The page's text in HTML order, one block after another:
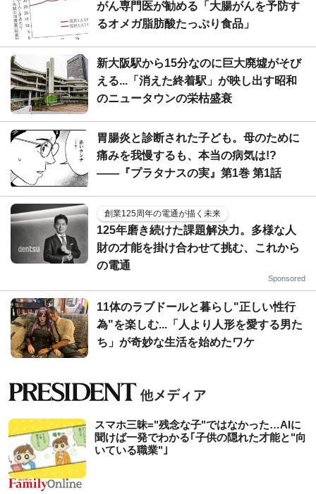
がん専門医が勧める「大腸がんを予防す
るオメガ脂肪酸たっぷり食品」
新大阪駅から15分なのに巨大廃墟がそび
える...「消えた終着駅」が映し出す昭和
のニュータウンの栄枯盛衰
胃腸炎と診断された子ども。母のために
痛みを我慢するも、本当の病気は!?
――『プラタナスの実』第1巻 第1話
創業125周年の電通が描く未来
125年磨き続けた課題解決力。多様な人
財の才能を掛け合わせて挑む、これから
の電通
Sponsored
11体のラブドールと暮らし"正しい性行
為"を楽しむ...「人より人形を愛する男た
ち」が奇妙な生活を始めたワケ
スマホ三昧="残念な子"ではなかった…AIに
聞けば一発でわかる｢子供の隠れた才能と"向
いている職業"｣